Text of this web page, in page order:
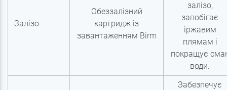
Залізо
Обеззалізний
картридж із
завантаженням Birm
залізо,
запобігає
іржавим
плямам і
покращує
води.
Забезпечує